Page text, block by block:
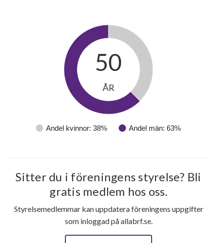
Andel kvinnor: 38% Andel män: 63%
50
ÅR
Sitter du i föreningens styrelse? Bli
gratis medlem hos oss.
Styrelsemedlemmar kan uppdatera föreningens uppgifter
som inloggad på allabrf.se.